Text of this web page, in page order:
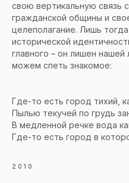
свою вертикальную связь
гражданской общины и
целеполагание. Лишь
исторической
главного – он лишен
можем спеть знакомое:
Где-то есть город тихий,
Пылью текучей по грудь
В медленной речке вода
Где-то есть город в
2010